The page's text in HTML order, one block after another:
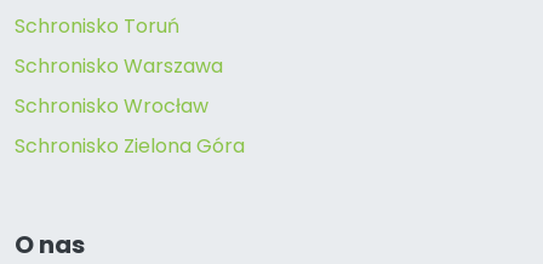
Schronisko Toruń
Schronisko Warszawa
Schronisko Wrocław
Schronisko Zielona Góra
O nas